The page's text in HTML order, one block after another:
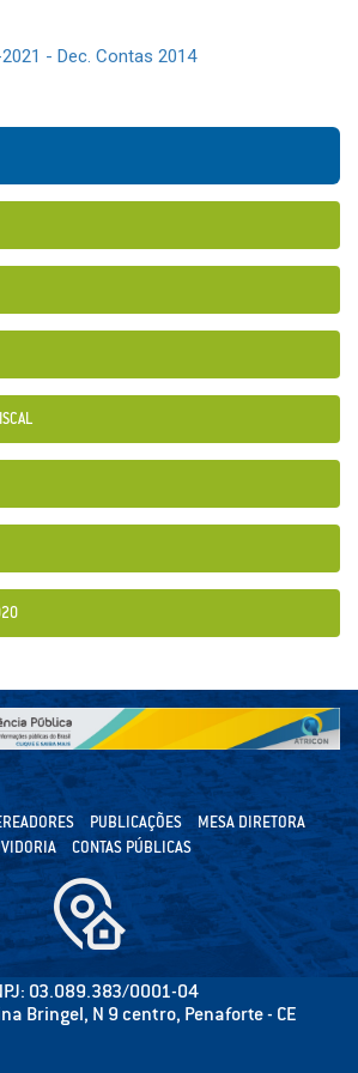
- Dec. Contas 2014
PUBLICAÇÕES
MESA DIRETORA
CONTAS PÚBLICAS
03.089.383/0001-04
Bringel, N 9 centro, Penaforte - CE